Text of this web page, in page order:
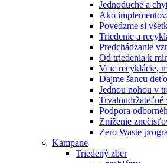
Jednoduché a
Ako
Povedzme si
Triedenie a
Predchádzanie
Od triedenia k
Viac recyklácie,
Dajme šancu
Jednou nohou v
Trvaloudržateľné
Podpora
Zníženie
Zero Waste
Kampane
Triedený zber